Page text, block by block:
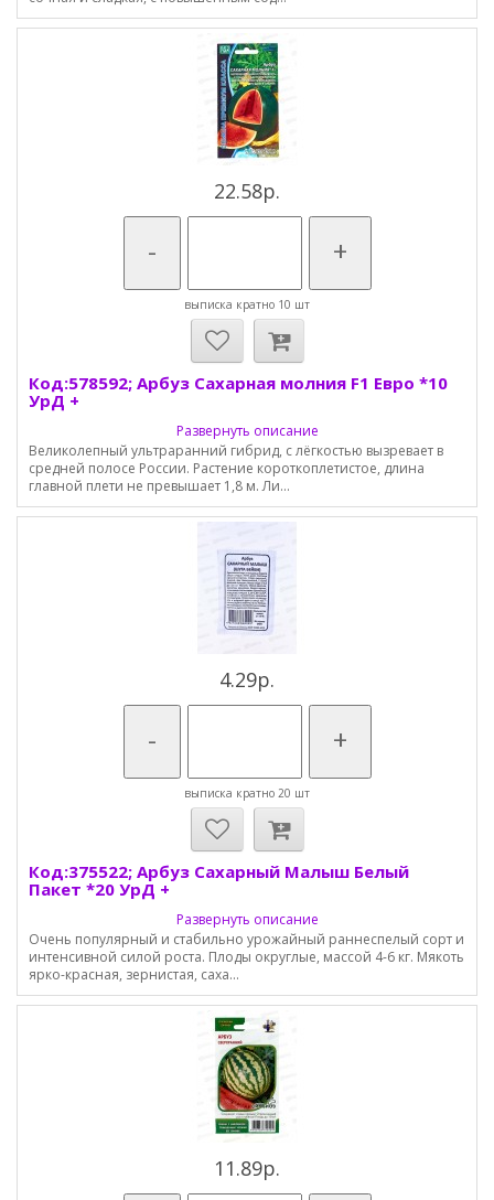
22.58р.
- +
выписка кратно 10 шт
Код:578592; Арбуз Сахарная молния F1 Евро *10
УрД +
Развернуть описание
Великолепный ультраранний гибрид, с лёгкостью вызревает в
средней полосе России. Растение короткоплетистое, длина
главной плети не превышает 1,8 м. Ли...
4.29р.
- +
выписка кратно 20 шт
Код:375522; Арбуз Сахарный Малыш Белый
Пакет *20 УрД +
Развернуть описание
Очень популярный и стабильно урожайный раннеспелый сорт и
интенсивной силой роста. Плоды округлые, массой 4-6 кг. Мякоть
ярко-красная, зернистая, саха...
11.89р.